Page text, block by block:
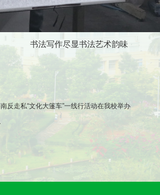
书法写作尽显书法艺术韵味
反走私“文化大篷车”一线行活动在我校举办